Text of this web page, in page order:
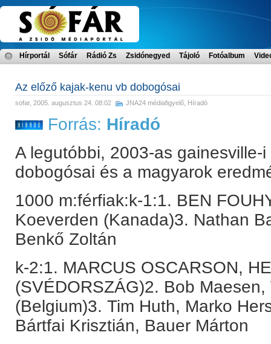
Hírportál Sófár Rádió Zs Zsidónegyed Tájoló Fotóalbum
Az előző kajak-kenu vb dobogósai
sofar, 2005. augusztus 24. 08:02 JNA24 médiafigyelő Híradó
Forrás: Híradó
A legutóbbi, 2003-as
dobogósai és a magyarok
1000 m:férfiak:k-1:1. BEN
Koeverden (Kanada)3. Nathan
Benkő Zoltán
k-2:1. MARCUS OSCARSON,
(SVÉDORSZÁG)2. Bob
(Belgium)3. Tim Huth, Marko
Bártfai Krisztián, Bauer Márton